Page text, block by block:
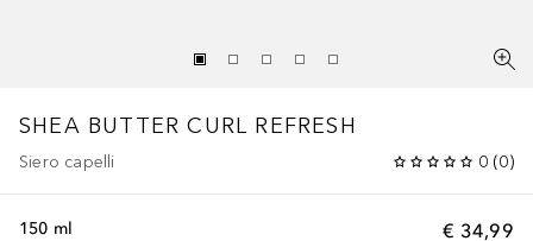
SHEA BUTTER CURL REFRESH
Siero capelli 0 (0)
€ 34,99
150 ml